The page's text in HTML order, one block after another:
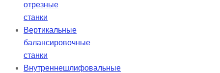
отрезные
станки
Вертикальные
балансировочные
станки
Внутреннешлифовальные